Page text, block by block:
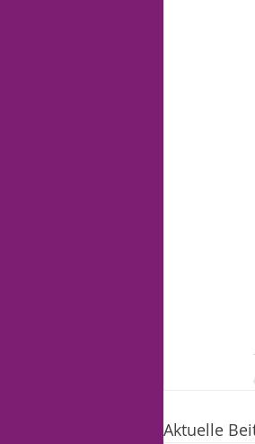
Aktuelle